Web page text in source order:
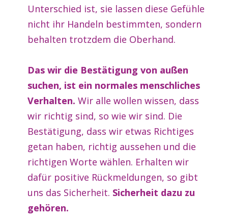
Unterschied ist, sie lassen diese Gefühle
nicht ihr Handeln bestimmten, sondern
behalten trotzdem die Oberhand.
Das wir die Bestätigung von außen
suchen, ist ein normales menschliches
Verhalten. Wir alle wollen wissen, dass
wir richtig sind, so wie wir sind. Die
Bestätigung, dass wir etwas Richtiges
getan haben, richtig aussehen und die
richtigen Worte wählen. Erhalten wir
dafür positive Rückmeldungen, so gibt
uns das Sicherheit. Sicherheit dazu zu
gehören.